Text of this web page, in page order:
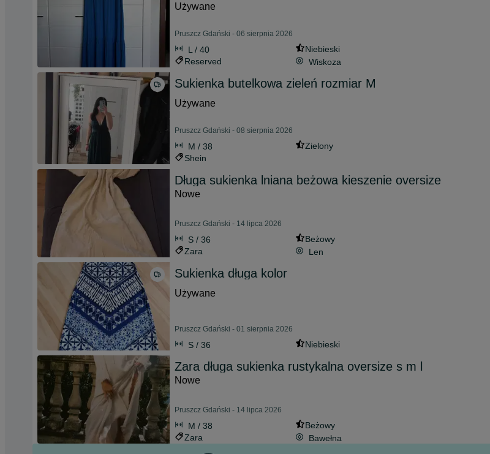
Używane
Pruszcz Gdański - 06 sierpnia 2026
L / 40
Niebieski
Reserved
Wiskoza
Sukienka butelkowa zieleń rozmiar M
Używane
Pruszcz Gdański - 08 sierpnia 2026
M / 38
Zielony
Shein
Długa sukienka lniana beżowa kieszenie oversize
Nowe
Pruszcz Gdański - 14 lipca 2026
S / 36
Beżowy
Zara
Len
Sukienka długa kolor
Używane
Pruszcz Gdański - 01 sierpnia 2026
S / 36 Niebieski
Zara długa sukienka rustykalna oversize s m l
Nowe
Pruszcz Gdański - 14 lipca 2026
M / 38
Beżowy
Zara
Bawełna